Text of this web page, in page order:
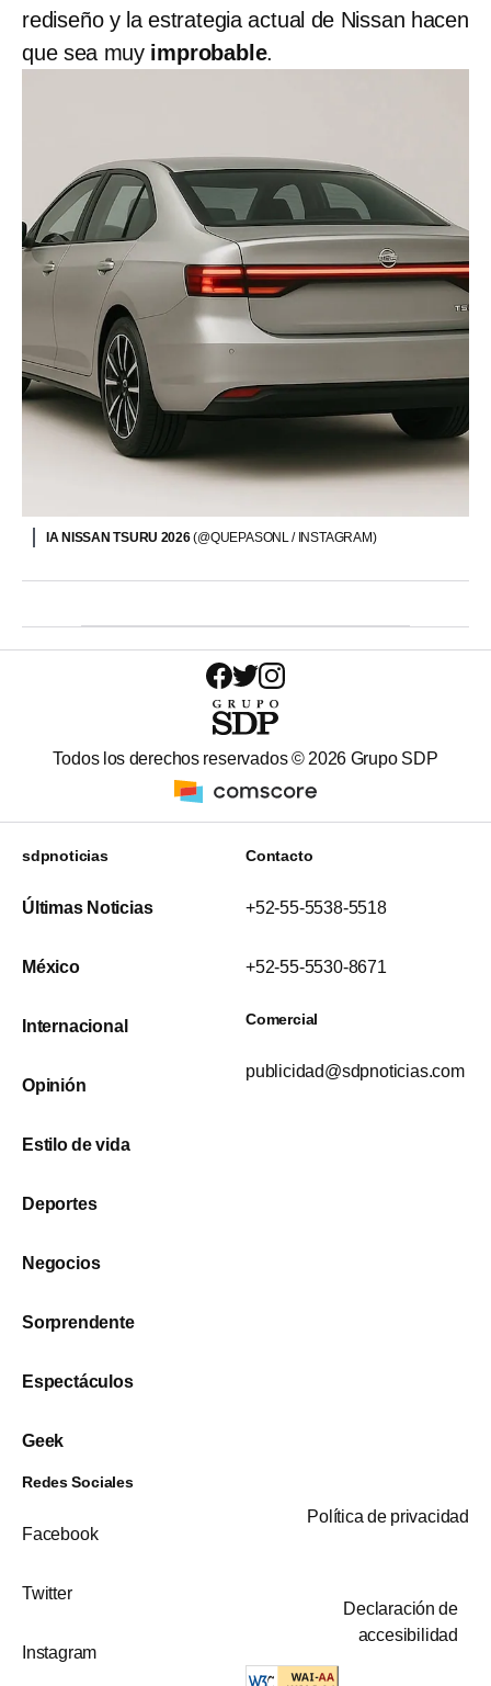
rediseño y la estrategia actual de Nissan hacen
que sea muy improbable.
IA NISSAN TSURU 2026(@QUEPASONL / INSTAGRAM)
Todos los derechos reservados © 2026 Grupo SDP
sdpnoticias
Últimas Noticias
México
Internacional
Opinión
Estilo de vida
Deportes
Negocios
Sorprendente
Espectáculos
Geek
Contacto
+52-55-5538-5518
+52-55-5530-8671
Comercial
publicidad@sdpnoticias.com
Redes Sociales
Facebook
Twitter
Instagram
Política de privacidad
Declaración de
accesibilidad